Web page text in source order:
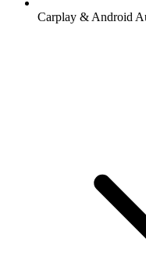
Carplay & Android